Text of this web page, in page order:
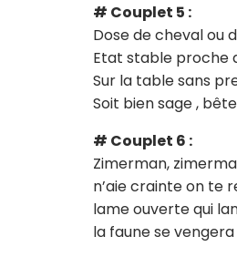
# Couplet 5 :
Dose de cheval ou
Etat stable proche
Sur la table sans
Soit bien sage ,
# Couplet 6 :
Zimerman,
n’aie crainte on te
lame ouverte qui
la faune se